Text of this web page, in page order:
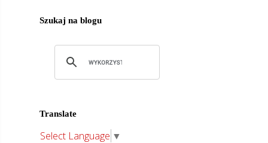
Szukaj na blogu
Translate
Select Language ▼